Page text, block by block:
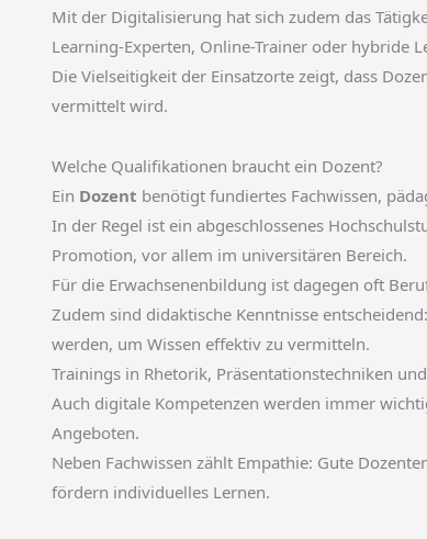
Mit der Digitalisierung hat sich zudem das
Learning-Experten, Online-Trainer oder hybride
Die Vielseitigkeit der Einsatzorte zeigt, dass
vermittelt wird.
Welche Qualifikationen braucht ein Dozent?
Ein Dozent benötigt fundiertes Fachwissen,
In der Regel ist ein abgeschlossenes
Promotion, vor allem im universitären Bereich.
Für die Erwachsenenbildung ist dagegen oft
Zudem sind didaktische Kenntnisse
werden, um Wissen effektiv zu vermitteln.
Trainings in Rhetorik, Präsentationstechniken
Auch digitale Kompetenzen werden immer
Angeboten.
Neben Fachwissen zählt Empathie: Gute
fördern individuelles Lernen.